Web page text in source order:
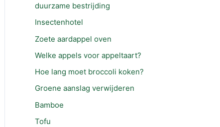
duurzame bestrijding
Insectenhotel
Zoete aardappel oven
Welke appels voor appeltaart?
Hoe lang moet broccoli koken?
Groene aanslag verwijderen
Bamboe
Tofu